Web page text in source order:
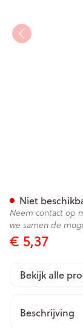
€ 5,37
Niet
Neem contact op
we samen de
Bekijk alle
Beschrijving